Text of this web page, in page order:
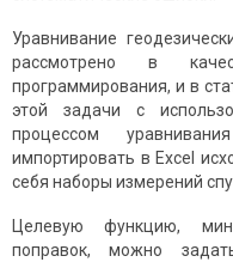
Уравнивание
рассмотрено в
программирования, и в
этой задачи с
процессом
импортировать в Excel
себя наборы измерений
Целевую функцию,
поправок, можно